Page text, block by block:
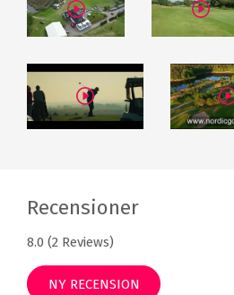
Recensioner
8.0 (2 Reviews)
NY RECENSION